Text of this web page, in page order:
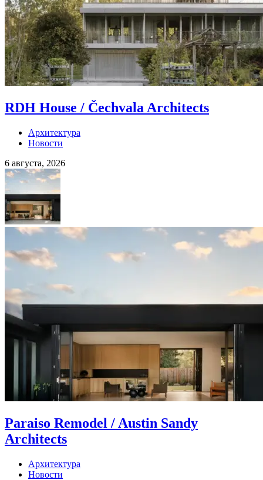
RDH House / Čechvala Architects
Архитектура
Новости
6 августа, 2026
Paraiso Remodel / Austin Sandy
Architects
Архитектура
Новости